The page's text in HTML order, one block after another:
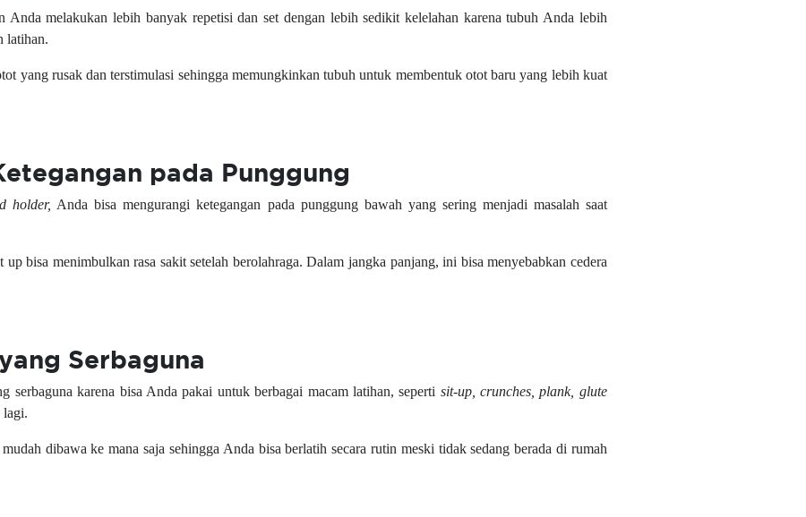
Anda melakukan lebih banyak repetisi dan set dengan lebih sedikit kelelahan karena tubuh Anda lebih
latihan.
yang rusak dan terstimulasi sehingga memungkinkan tubuh untuk membentuk otot baru yang lebih kuat
pada Punggung
holder, Anda bisa mengurangi ketegangan pada punggung bawah yang sering menjadi masalah saat
bisa menimbulkan rasa sakit setelah berolahraga. Dalam jangka panjang, ini bisa menyebabkan cedera
Serbaguna
serbaguna karena bisa Anda pakai untuk berbagai macam latihan, seperti sit-up, crunches, plank, glute
lagi.
dibawa ke mana saja sehingga Anda bisa berlatih secara rutin meski tidak sedang berada di rumah